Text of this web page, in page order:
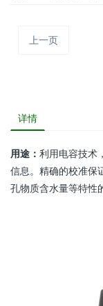
上一页
详情
用途： 利用电容技术
信息。精确的校准保
孔物质含水量等特性